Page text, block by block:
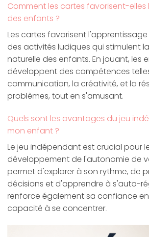
Comment les cartes favorisent-
des enfants ?
Les cartes favorisent
des activités ludiques qui stimulent
naturelle des enfants. En jouant, les
développent des compétences
communication, la créativité, et la
problèmes, tout en s'amusant.
Quels sont les avantages du jeu
mon enfant ?
Le jeu indépendant est crucial pour
développement de l'autonomie de
permet d'explorer à son rythme, de
décisions et d'apprendre à s'auto-
renforce également sa confiance
capacité à se concentrer.